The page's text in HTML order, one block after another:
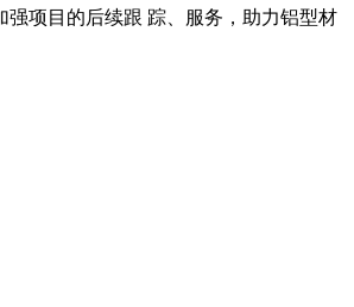
项目的后续跟 踪、服务，助力铝型材